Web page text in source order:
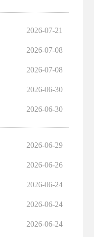
2026-07-21
2026-07-08
2026-07-08
2026-06-30
2026-06-30
2026-06-29
2026-06-26
2026-06-24
2026-06-24
2026-06-24